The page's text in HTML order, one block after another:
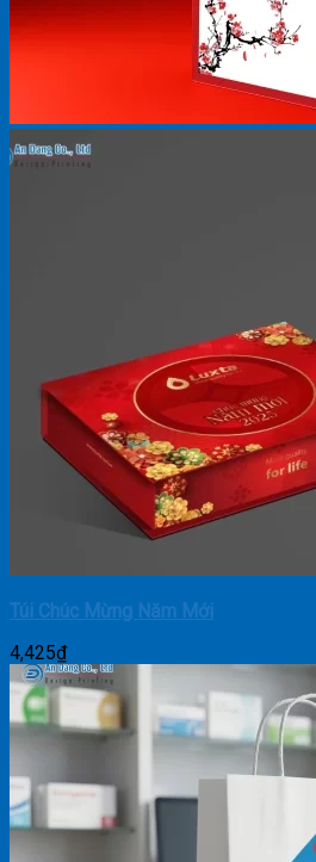
Túi Chúc Mừng Năm Mới
4,425₫